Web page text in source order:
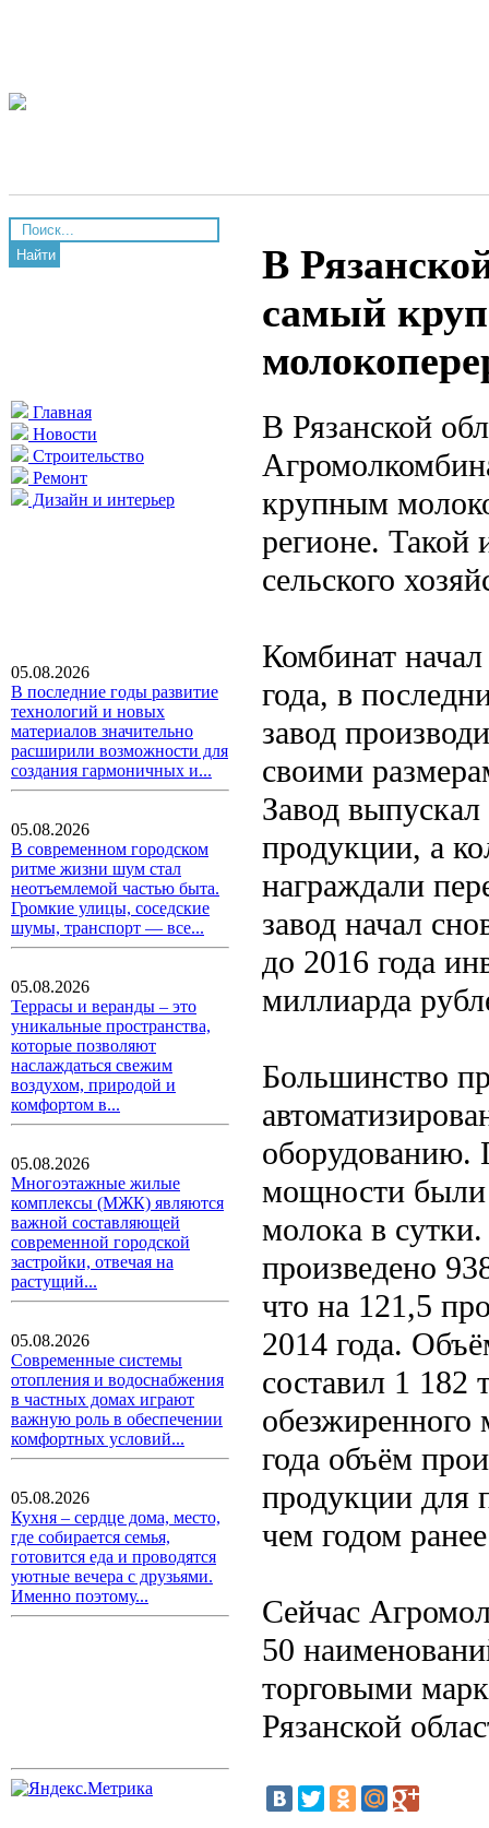
Найти
Главная
Новости
Строительство
Ремонт
Дизайн и интерьер
05.08.2026
В последние годы развитие
технологий и новых
материалов значительно
расширили возможности для
создания гармоничных и...
05.08.2026
В современном городском
ритме жизни шум стал
неотъемлемой частью быта.
Громкие улицы, соседские
шумы, транспорт — все...
05.08.2026
Террасы и веранды – это
уникальные пространства,
которые позволяют
наслаждаться свежим
воздухом, природой и
комфортом в...
05.08.2026
Многоэтажные жилые
комплексы (МЖК) являются
важной составляющей
современной городской
застройки, отвечая на
растущий...
05.08.2026
Современные системы
отопления и водоснабжения
в частных домах играют
важную роль в обеспечении
комфортных условий...
05.08.2026
Кухня – сердце дома, место,
где собирается семья,
готовится еда и проводятся
уютные вечера с друзьями.
Именно поэтому...
В
самый
В Рязанской
крупным
регионе. Такой
сельского
Комбинат
года, в
завод
своими
Завод
продукции, а
награждали
завод начал
до 2016 года
миллиарда
Большинство
оборудованию.
мощности были
молока в
произведено
что на 121,5
2014 года.
составил 1 182
года объём
продукции для
чем годом
Сейчас
50
торговыми
Рязанской